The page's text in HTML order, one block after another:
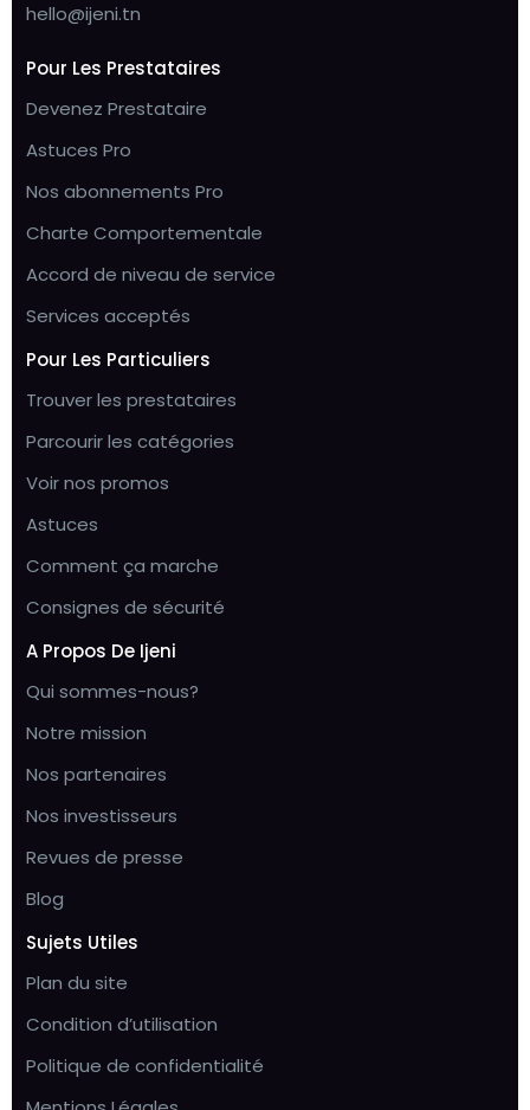
hello@ijeni.tn
Pour Les Prestataires
Devenez Prestataire
Astuces Pro
Nos abonnements Pro
Charte Comportementale
Accord de niveau de service
Services acceptés
Pour Les Particuliers
Trouver les prestataires
Parcourir les catégories
Voir nos promos
Astuces
Comment ça marche
Consignes de sécurité
A Propos De Ijeni
Qui sommes-nous?
Notre mission
Nos partenaires
Nos investisseurs
Revues de presse
Blog
Sujets Utiles
Plan du site
Condition d’utilisation
Politique de confidentialité